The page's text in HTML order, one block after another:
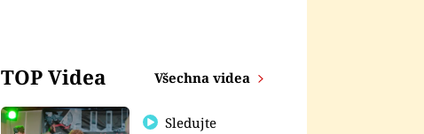
TOP Videa Všechna videa
Sledujte